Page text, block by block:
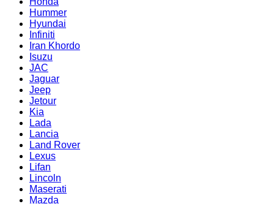
Hummer
Hyundai
Infiniti
Iran Khordo
Isuzu
JAC
Jaguar
Jeep
Jetour
Kia
Lada
Lancia
Land Rover
Lexus
Lifan
Lincoln
Maserati
Mazda